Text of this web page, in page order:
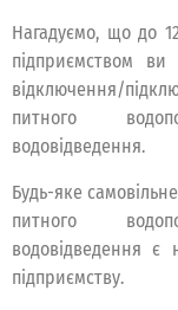
Нагадуємо, що до
підприємством
відключення/
питного
водовідведення.
Будь-яке
питного
водовідведення є
підприємству.